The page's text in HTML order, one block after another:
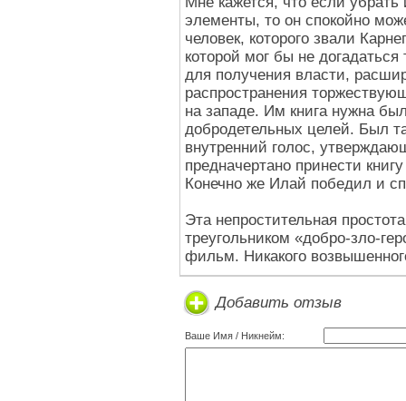
элементы, то он спокойно
человек, которого звали
которой мог бы не
для получения власти,
распространения
на западе. Им книга нужна
добродетельных целей. Был
внутренний голос,
предначертано принести
Конечно же Илай победил и
Эта непростительная
треугольником «добро-зло-
фильм. Никакого
Добавить отзыв
Ваше Имя / Никнейм: